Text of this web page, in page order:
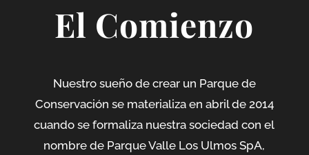
El Comienzo
Nuestro sueño de crear un Parque de
Conservación se materializa en abril de 2014
cuando se formaliza nuestra sociedad con el
nombre de Parque Valle Los Ulmos SpA,